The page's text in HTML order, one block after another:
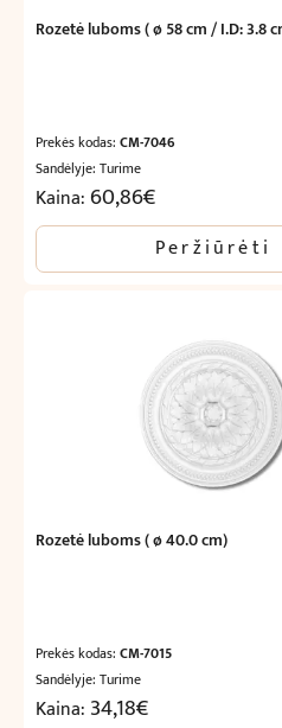
Rozetė luboms ( ø 58 cm / I.D: 3.8
Prekės kodas: CM-7046
Sandėlyje: Turime
Kaina:60,86€
Peržiūrėti
Rozetė luboms ( ø 40.0 cm)
Prekės kodas: CM-7015
Sandėlyje: Turime
Kaina: 34,18€